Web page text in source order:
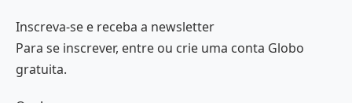
Inscreva-se e receba a newsletter
Para se inscrever, entre ou crie uma conta Globo
gratuita.